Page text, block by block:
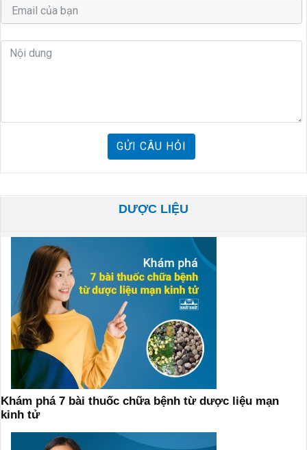
GỬI CÂU HỎI
DƯỢC LIỆU
Khám phá 7 bài thuốc chữa bệnh từ dược liệu mạn
kinh tử